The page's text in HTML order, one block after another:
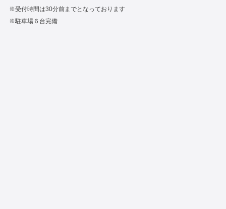
※受付時間は30分前までとなっております
※駐車場６台完備